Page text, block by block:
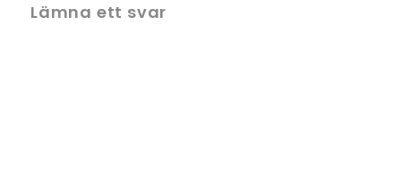
Lämna ett svar